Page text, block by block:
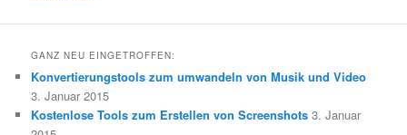
GANZ NEU EINGETROFFEN:
Konvertierungstools zum umwandeln von Musik und Video
3. Januar 2015
Kostenlose Tools zum Erstellen von Screenshots 3. Januar